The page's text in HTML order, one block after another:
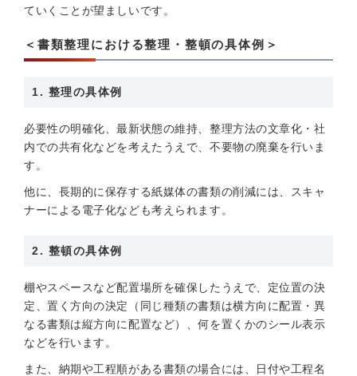
ていくことが望ましいです。
＜書類整理における整理・整頓の具体例＞
1. 整理の具体例
必要性の明確化、最新状態の維持、整理方法の文章化・社
内での共有化などを考えたうえで、不要物の廃棄を行いま
す。
他に、長期的に保存する紙媒体の書類の削減には、スキャ
ナーによる電子化なども考えられます。
2. 整頓の具体例
棚やスペースなど配置場所を確保したうえで、定位置の決
定、置く方向の決定（同じ種類の書類は横方向に配置・異
なる書類は縦方向に配置など）、何を置くかのシール表示
などを行います。
また、納期や工程順がある書類の場合には、日付や工程名